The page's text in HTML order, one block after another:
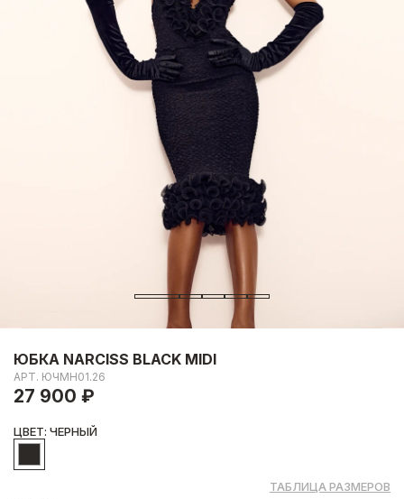
ЮБКА NARCISS BLACK MIDI
АРТ. ЮЧМН01.26
27 900 ₽
ЦВЕТ: ЧЕРНЫЙ
ТАБЛИЦА РАЗМЕРОВ